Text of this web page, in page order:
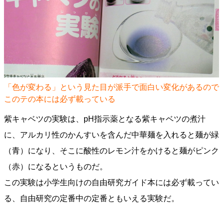
「色が変わる」という見た目が派手で面白い変化があるので
このテの本には必ず載っている
紫キャベツの実験は、pH指示薬となる紫キャベツの煮汁
に、アルカリ性のかんすいを含んだ中華麺を入れると麺が緑
（青）になり、そこに酸性のレモン汁をかけると麺がピンク
（赤）になるというものだ。
この実験は小学生向けの自由研究ガイド本には必ず載ってい
る、自由研究の定番中の定番ともいえる実験だ。